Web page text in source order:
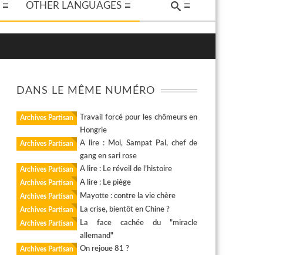
OTHER LANGUAGES
DANS LE MÊME NUMÉRO
Archives Partisan
Travail forcé pour les chômeurs en
Hongrie
Archives Partisan
A lire : Moi, Sampat Pal, chef de
gang en sari rose
Archives Partisan A lire : Le réveil de l’histoire
Archives Partisan A lire : Le piège
Archives Partisan Mayotte : contre la vie chère
Archives Partisan La crise, bientôt en Chine ?
Archives Partisan
La face cachée du "miracle
allemand"
Archives Partisan On rejoue 81 ?